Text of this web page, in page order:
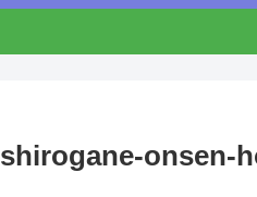
shirogane-onsen-